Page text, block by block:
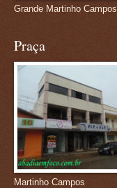
Grande Martinho Campos
Praça
Martinho Campos